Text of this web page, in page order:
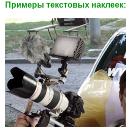
Примеры текстовых наклеек: